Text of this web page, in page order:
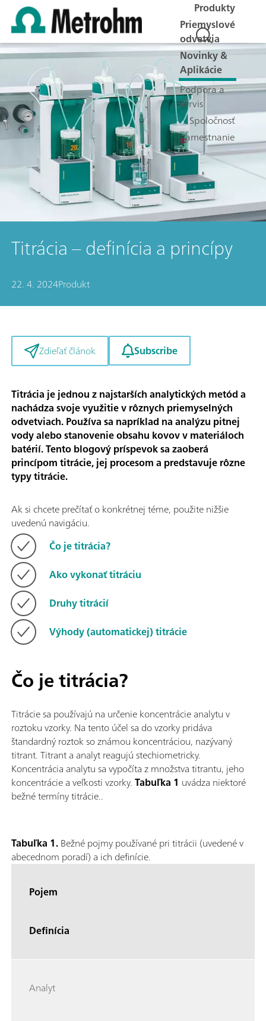
Produkty
Priemyslové
odvetvia
Novinky &
Aplikácie
Podpora a
servis
Spoločnosť
Zamestnanie
Titrácia – definícia a princípy
22. 4. 2024Produkt
Zdieľať článok Subscribe
Titrácia je jednou z najstarších analytických metód a
nachádza svoje využitie v rôznych priemyselných
odvetviach. Používa sa napríklad na analýzu pitnej
vody alebo stanovenie obsahu kovov v materiáloch
batérií. Tento blogový príspevok sa zaoberá
princípom titrácie, jej procesom a predstavuje rôzne
typy titrácie.
Ak si chcete prečítať o konkrétnej téme, použite nižšie
uvedenú navigáciu.
Čo je titrácia?
Ako vykonať titráciu
Druhy titrácií
Výhody (automatickej) titrácie
Čo je titrácia?
Titrácie sa používajú na určenie koncentrácie analytu v
roztoku vzorky. Na tento účel sa do vzorky pridáva
štandardný roztok so známou koncentráciou, nazývaný
titrant. Titrant a analyt reagujú stechiometricky.
Koncentrácia analytu sa vypočíta z množstva titrantu, jeho
koncentrácie a veľkosti vzorky.Tabuľka 1 uvádza niektoré
bežné termíny titrácie..
Tabuľka 1.Bežné pojmy používané pri titrácii (uvedené v
abecednom poradí) a ich definície.
Pojem
Definícia
Analyt